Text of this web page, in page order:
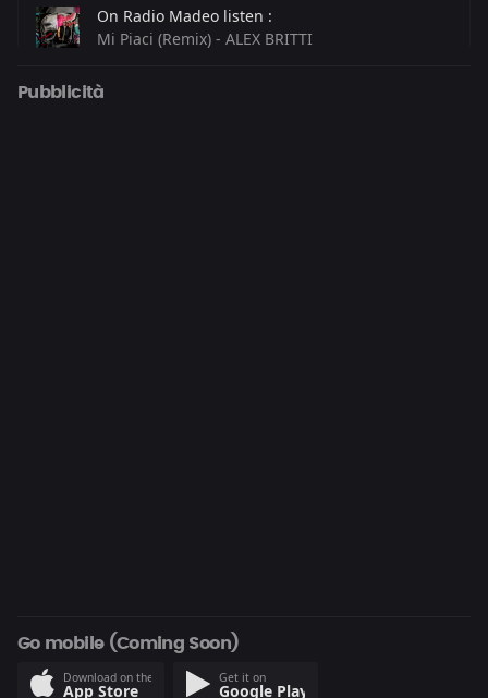
On Radio Madeo listen :
Mi Piaci (Remix) - ALEX BRITTI
On Radio FlashBack listen :
Pubblicità
Go mobile (Coming Soon)
Download on the
App Store
Get it on
Google Play